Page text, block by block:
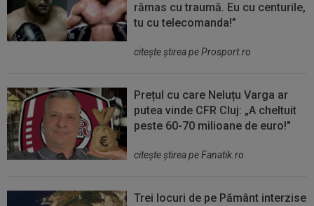
rămas cu traumă. Eu cu centurile,
tu cu telecomanda!”
citeşte ştirea pe Prosport.ro
Prețul cu care Neluțu Varga ar
putea vinde CFR Cluj: „A cheltuit
peste 60-70 milioane de euro!"
citeşte ştirea pe Fanatik.ro
Trei locuri de pe Pământ interzise